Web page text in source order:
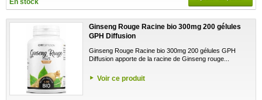
En stock
Ginseng Rouge Racine bio 300mg 200 gélules
GPH Diffusion
Ginseng Rouge Racine bio 300mg 200 gélules GPH
Diffusion apporte de la racine de Ginseng rouge...
Voir ce produit